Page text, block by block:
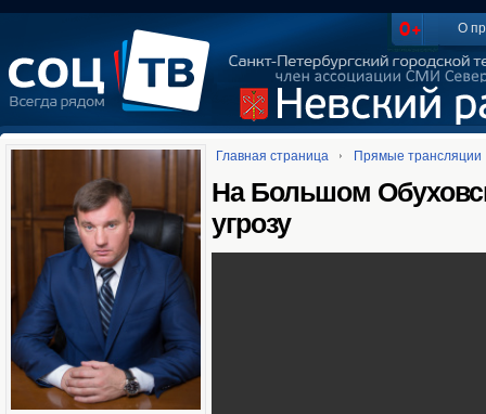
О
Главная страница Прямые трансляции
На Большом
угрозу